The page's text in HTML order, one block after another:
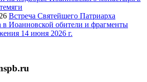
Встреча Святейшего Патриарха
в Иоанновской обители и фрагменты
14 июня 2026 г.